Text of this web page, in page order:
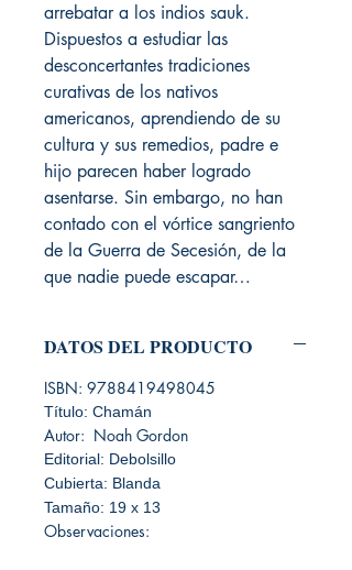
arrebatar a los indios sauk.
Dispuestos a estudiar las
desconcertantes tradiciones
curativas de los nativos
americanos, aprendiendo de su
cultura y sus remedios, padre e
hijo parecen haber logrado
asentarse. Sin embargo, no han
contado con el vórtice sangriento
de la Guerra de Secesión, de la
que nadie puede escapar…
DATOS DEL PRODUCTO
ISBN: 9788419498045
Título: Chamán
Autor: Noah Gordon
Editorial: Debolsillo
Cubierta: Blanda
Tamaño: 19 x 13
Observaciones: